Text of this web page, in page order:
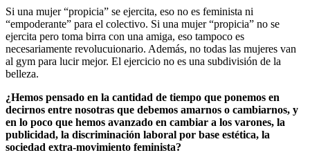
Si una mujer “propicia” se ejercita, eso no es feminista ni
“empoderante” para el colectivo. Si una mujer “propicia” no se
ejercita pero toma birra con una amiga, eso tampoco es
necesariamente revolucuionario. Además, no todas las mujeres van
al gym para lucir mejor. El ejercicio no es una subdivisión de la
belleza.
¿Hemos pensado en la cantidad de tiempo que ponemos en
decirnos entre nosotras que debemos amarnos o cambiarnos, y
en lo poco que hemos avanzado en cambiar a los varones, la
publicidad, la discriminación laboral por base estética, la
sociedad extra-movimiento feminista?